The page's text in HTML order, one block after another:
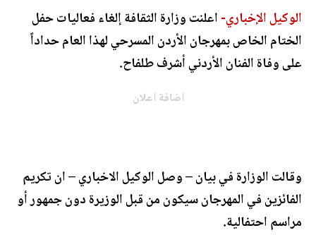
الوكيل الإخباري-اعلنت وزارة الثقافة إلغاء فعاليات حفل
الختام الخاص بمهرجان الأردن المسرحي لهذا العام حداداً
على وفاة الفنان الأردني أشرف طلفاح.
اضافة اعلان
وقالت الوزارة في بيان – وصل الوكيل الاخباري – ان تكريم
الفائزين في المهرجان سيكون من قبل الوزيرة دون جمهور أو
مراسم احتفالية.